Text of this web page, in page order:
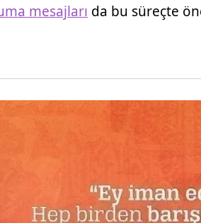
mesajları da bu süreçte